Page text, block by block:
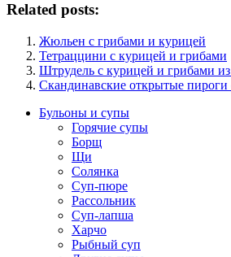
Related posts:
Жюльен с грибами и курицей
Тетраццини с курицей и грибами
Штрудель с курицей и грибами
Скандинавские открытые
Бульоны и супы
Горячие супы
Борщ
Щи
Солянка
Суп-пюре
Рассольник
Суп-лапша
Харчо
Рыбный суп